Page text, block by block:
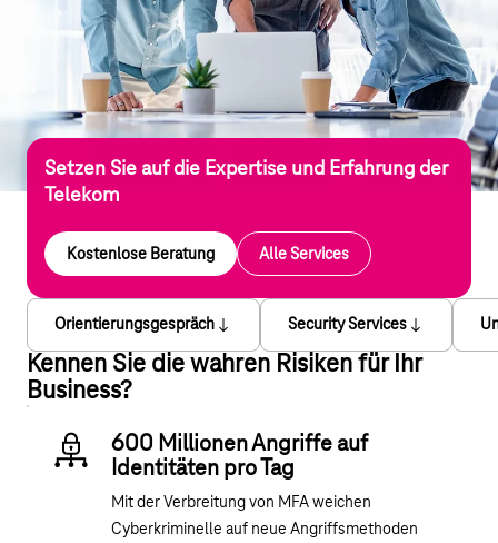
Setzen Sie auf die Expertise und Erfahrung der
Telekom
Kostenlose Beratung Alle Services
Orientierungsgespräch Security Services
Kennen Sie die wahren Risiken für Ihr
Business?
600 Millionen Angriffe auf
Identitäten pro Tag
Mit der Verbreitung von MFA weichen
Cyberkriminelle auf neue Angriffsmethoden